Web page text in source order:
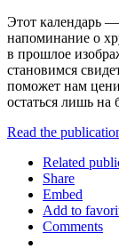
Этот календарь —
напоминание о
в прошлое
становимся
поможет нам
остаться лишь на
Read the
Related
Share
Embed
Add to
Comments